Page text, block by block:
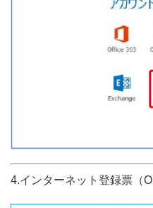
4.インターネット登録票（